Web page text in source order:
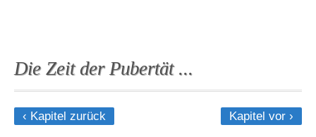
Die Zeit der Pubertät ...
‹ Kapitel zurück Kapitel vor ›